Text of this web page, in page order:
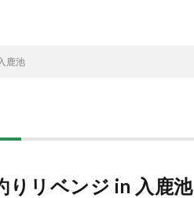
鹿池
りリベンジ in 入鹿池